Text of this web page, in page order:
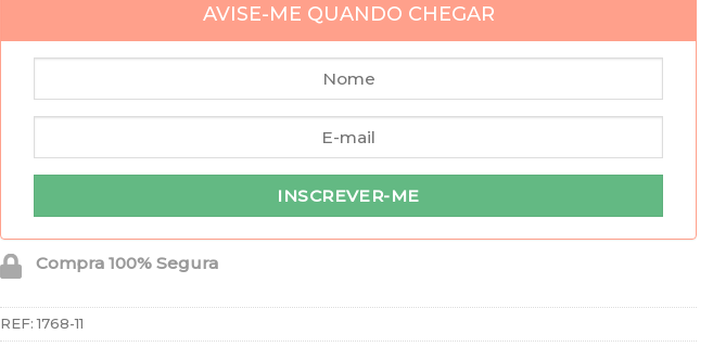
AVISE-ME QUANDO CHEGAR
Compra 100% Segura
REF:1768-11